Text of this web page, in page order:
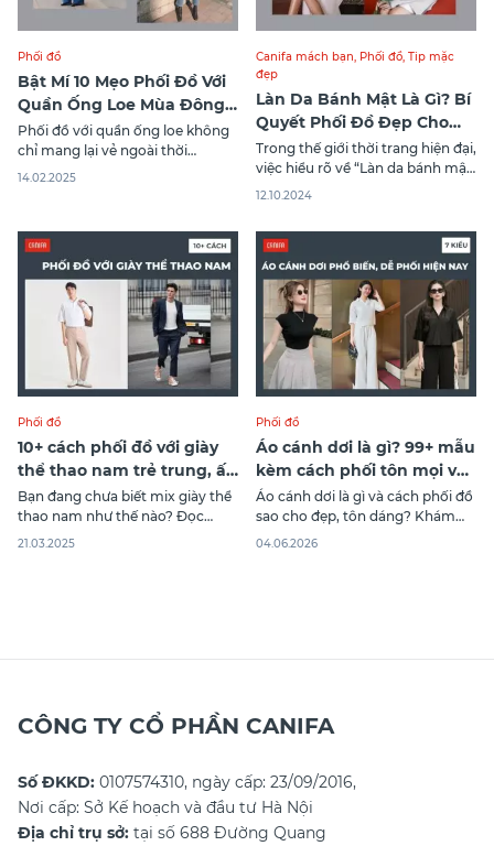
Phối đồ
Bật Mí 10 Mẹo Phối Đồ Với
Quần Ống Loe Mùa Đông
Sang Chảnh Nhất
Phối đồ với quần ống loe không
chỉ mang lại vẻ ngoài thời
thượng mà còn giữ ấm hiệu quả
nhiều tín đồ yêu thích nhờ sự
thanh lịch và khả năng kết hợp
đa dạng. Trong bài
14.02.2025
Canifa mách bạn, Phối đồ, Tip mặc
đẹp
Làn Da Bánh Mật Là Gì? Bí
Quyết Phối Đồ Đẹp Cho
Phái Nữ
Trong thế giới thời trang hiện đại,
việc hiểu rõ về “Làn da bánh mật
là gì?” rất cần thiết để lựa chọn
bánh mật thường mang đến cho
người sở hữu vẻ ngoài khỏe
khoắn và cuốn hút. Bài viết dưới
đây của
12.10.2024
Phối đồ
10+ cách phối đồ với giày
thể thao nam trẻ trung, ấn
tượng
Bạn đang chưa biết mix giày thể
thao nam như thế nào? Đọc
ngay 10+ cách phối đồ với giày
21.03.2025
Phối đồ
Áo cánh dơi là gì? 99+ mẫu
kèm cách phối tôn mọi vóc
dáng
Áo cánh dơi là gì và cách phối đồ
sao cho đẹp, tôn dáng? Khám
phá ngay các kiểu áo cánh dơi
04.06.2026
CÔNG TY CỔ PHẦN CANIFA
Số ĐKKD: 0107574310, ngày cấp: 23/09/2016,
Nơi cấp: Sở Kế hoạch và đầu tư Hà Nội
Địa chỉ trụ sở: tại số 688 Đường Quang